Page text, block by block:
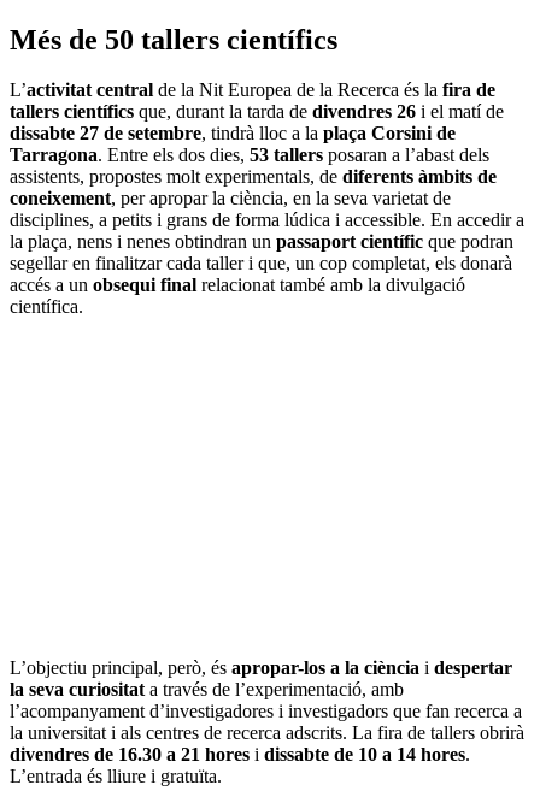
Més de 50 tallers científics
L’activitat central de la Nit Europea de la Recerca és la fira de
tallers científics que, durant la tarda de divendres 26 i el matí de
dissabte 27 de setembre, tindrà lloc a la plaça Corsini de
Tarragona. Entre els dos dies, 53 tallers posaran a l’abast dels
assistents, propostes molt experimentals, de diferents àmbits de
coneixement, per apropar la ciència, en la seva varietat de
disciplines, a petits i grans de forma lúdica i accessible. En accedir a
la plaça, nens i nenes obtindran un passaport científic que podran
segellar en finalitzar cada taller i que, un cop completat, els donarà
accés a un obsequi final relacionat també amb la divulgació
científica.
L’objectiu principal, però, és apropar-los a la ciència i despertar
la seva curiositata través de l’experimentació, amb
l’acompanyament d’investigadores i investigadors que fan recerca a
la universitat i als centres de recerca adscrits. La fira de tallers obrirà
divendres de 16.30 a 21 hores i dissabte de 10 a 14 hores.
L’entrada és lliure i gratuïta.